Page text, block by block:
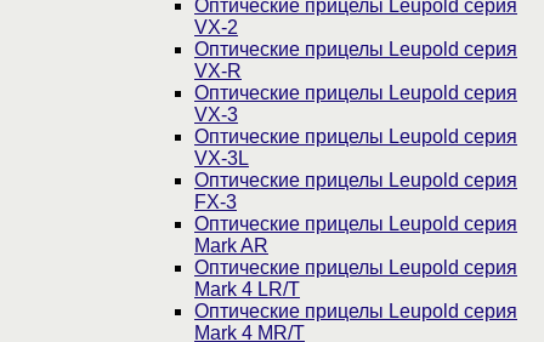
Оптические прицелы Leupold серия
VX-2
Оптические прицелы Leupold серия
VX-R
Оптические прицелы Leupold серия
VX-3
Оптические прицелы Leupold серия
VX-3L
Оптические прицелы Leupold серия
FX-3
Оптические прицелы Leupold серия
Mark AR
Оптические прицелы Leupold серия
Mark 4 LR/T
Оптические прицелы Leupold серия
Mark 4 MR/T